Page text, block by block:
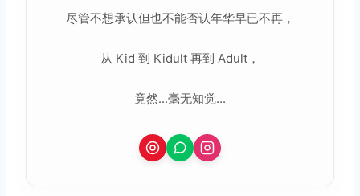
尽管不想承认但也不能否认年华早已不再，
从 Kid 到 Kidult 再到 Adult，
竟然...毫无知觉...